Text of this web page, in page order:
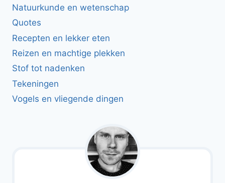
Natuurkunde en wetenschap
Quotes
Recepten en lekker eten
Reizen en machtige plekken
Stof tot nadenken
Tekeningen
Vogels en vliegende dingen